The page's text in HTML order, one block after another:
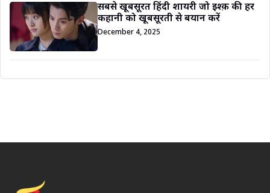
सबसे खूबसूरत हिंदी शायरी जो इश्क़ की हर
कहानी को खूबसूरती से बयान करें
December 4, 2025